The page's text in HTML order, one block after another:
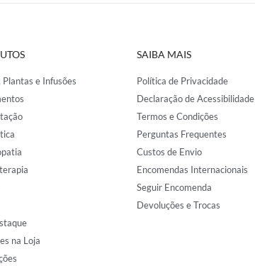
Plantas e Infusões
na Loja
SAIBA MAIS
Política de Privacidade
Declaração de Acessibilidade
Termos e Condições
Perguntas Frequentes
Custos de Envio
Encomendas Internacionais
Seguir Encomenda
Devoluções e Trocas